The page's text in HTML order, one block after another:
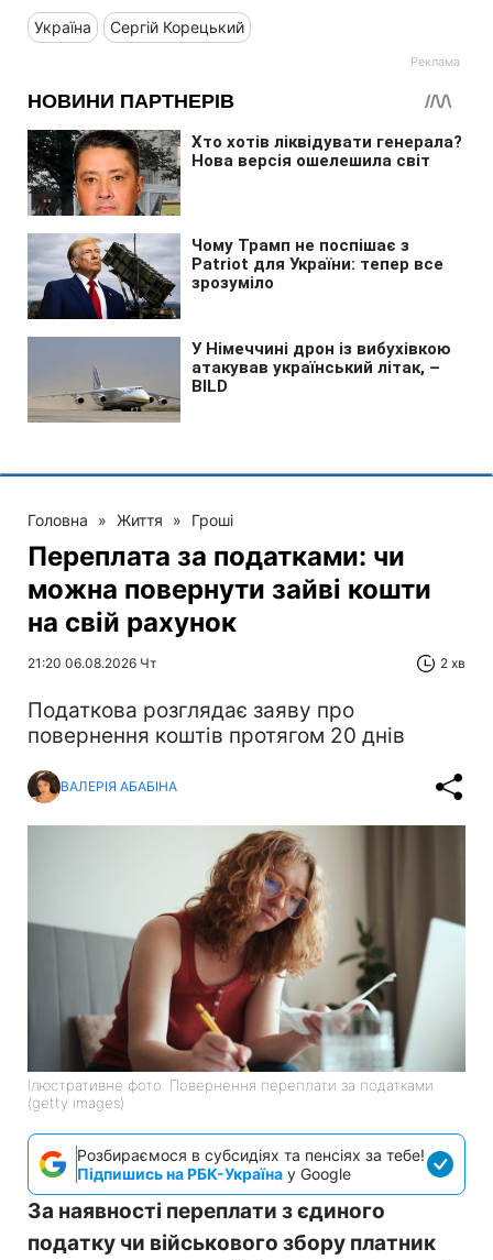
Україна Сергій Корецький
Головна » Життя » Гроші
Переплата за податками: чи
можна повернути зайві кошти
на свій рахунок
21:20 06.08.2026 Чт 2 хв
Податкова розглядає заяву про
повернення коштів протягом 20 днів
ВАЛЕРІЯ АБАБІНА
Ілюстративне фото: Повернення переплати за податками
(getty images)
Розбираємося в субсидіях та пенсіях за тебе!
Підпишись на РБК-Україна у Google
За наявності переплати з єдиного
податку чи військового збору платник